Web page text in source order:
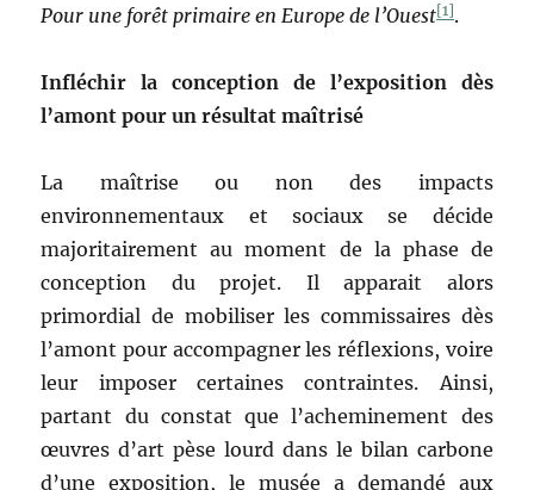
Pour une forêt primaire en Europe de l’Ouest[1].
Infléchir la conception de l’exposition dès
l’amont pour un résultat maîtrisé
La maîtrise ou non des impacts
environnementaux et sociaux se décide
majoritairement au moment de la phase de
conception du projet. Il apparait alors
primordial de mobiliser les commissaires dès
l’amont pour accompagner les réflexions, voire
leur imposer certaines contraintes. Ainsi,
partant du constat que l’acheminement des
œuvres d’art pèse lourd dans le bilan carbone
d’une exposition, le musée a demandé aux